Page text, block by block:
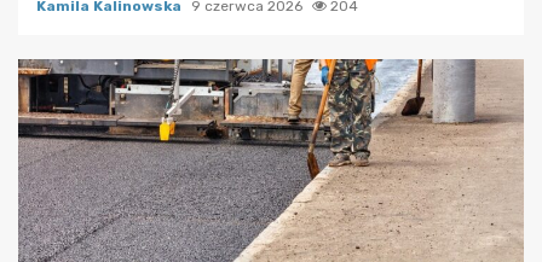
Kamila Kalinowska 9 czerwca 2026 204